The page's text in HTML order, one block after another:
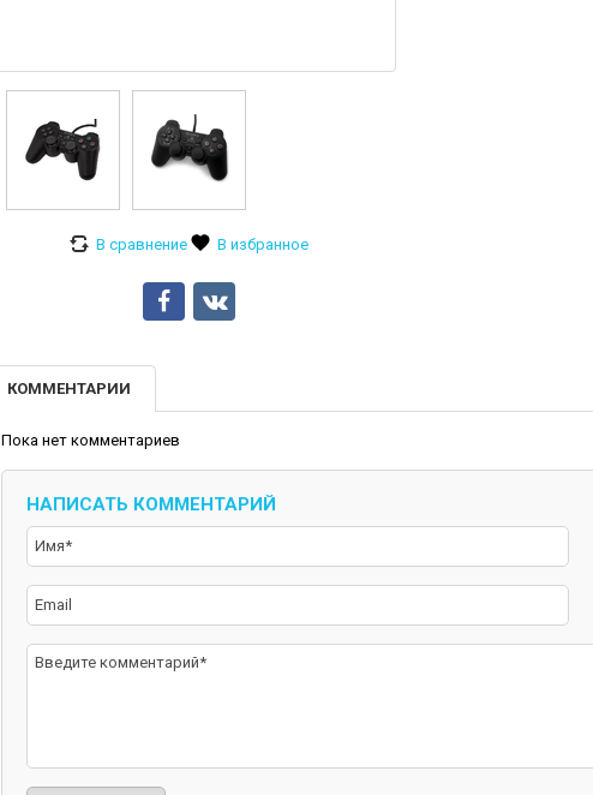
КОММЕНТАРИИ
Пока нет комментариев
НАПИСАТЬ КОММЕНТАРИЙ